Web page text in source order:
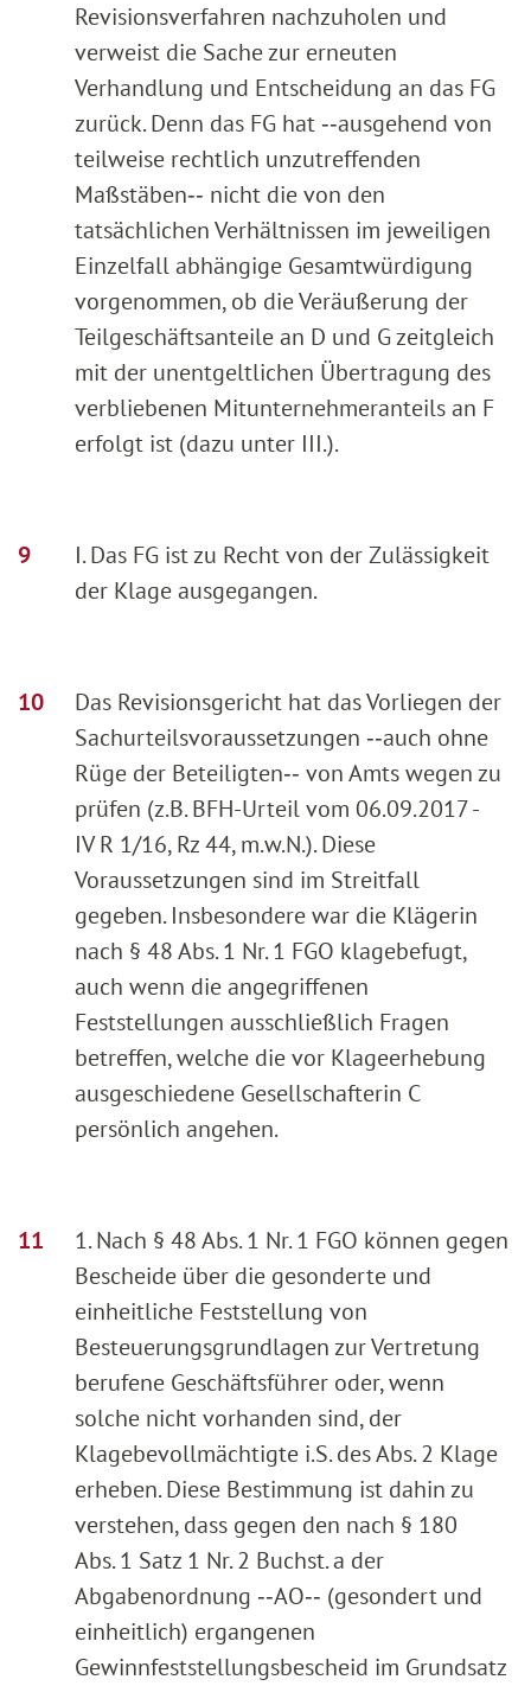
Revisionsverfahren nachzuholen und
verweist die Sache zur erneuten
Verhandlung und Entscheidung an das FG
zurück. Denn das FG hat ‑‑ausgehend von
teilweise rechtlich unzutreffenden
Maßstäben‑‑ nicht die von den
tatsächlichen Verhältnissen im jeweiligen
Einzelfall abhängige Gesamtwürdigung
vorgenommen, ob die Veräußerung der
Teilgeschäftsanteile an D und G zeitgleich
mit der unentgeltlichen Übertragung des
verbliebenen Mitunternehmeranteils an F
erfolgt ist (dazu unter III.).
I. Das FG ist zu Recht von der Zulässigkeit
der Klage ausgegangen.
Das Revisionsgericht hat das Vorliegen der
Sachurteilsvoraussetzungen ‑‑auch ohne
Rüge der Beteiligten‑‑ von Amts wegen zu
prüfen (z.B. BFH-Urteil vom 06.09.2017 -
IV R 1/16, Rz 44, m.w.N.). Diese
Voraussetzungen sind im Streitfall
gegeben. Insbesondere war die Klägerin
nach § 48 Abs. 1 Nr. 1 FGO klagebefugt,
auch wenn die angegriffenen
Feststellungen ausschließlich Fragen
betreffen, welche die vor Klageerhebung
ausgeschiedene Gesellschafterin C
persönlich angehen.
1. Nach § 48 Abs. 1 Nr. 1 FGO können gegen
Bescheide über die gesonderte und
einheitliche Feststellung von
Besteuerungsgrundlagen zur Vertretung
berufene Geschäftsführer oder, wenn
solche nicht vorhanden sind, der
Klagebevollmächtigte i.S. des Abs. 2 Klage
erheben. Diese Bestimmung ist dahin zu
verstehen, dass gegen den nach § 180
Abs. 1 Satz 1 Nr. 2 Buchst. a der
Abgabenordnung ‑‑AO‑‑ (gesondert und
einheitlich) ergangenen
Gewinnfeststellungsbescheid im Grundsatz